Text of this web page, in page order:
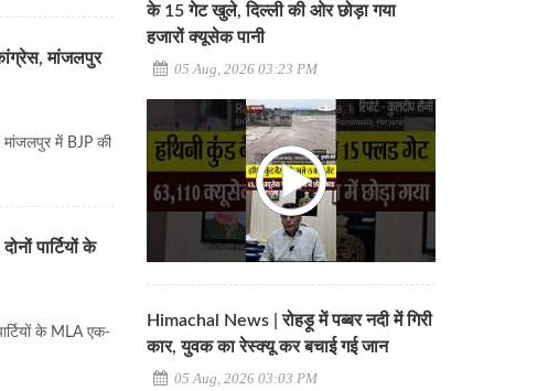
मांजलपुर
मांजलपुर में BJP की
पार्टियों के
के MLA एक-
के 15 गेट खुले, दिल्ली की ओर छोड़ा गया
हजारों क्यूसेक पानी
05 Aug, 2026 03:23 PM
Himachal News | रोहड़ू में पब्बर नदी में गिरी
कार, युवक का रेस्क्यू कर बचाई गई जान
05 Aug, 2026 03:03 PM